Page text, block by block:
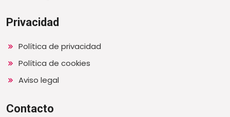
Privacidad
Política de privacidad
Política de cookies
Aviso legal
Contacto